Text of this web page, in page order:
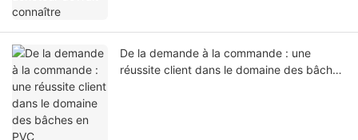
De la demande à la commande : une
réussite client dans le domaine des bâches